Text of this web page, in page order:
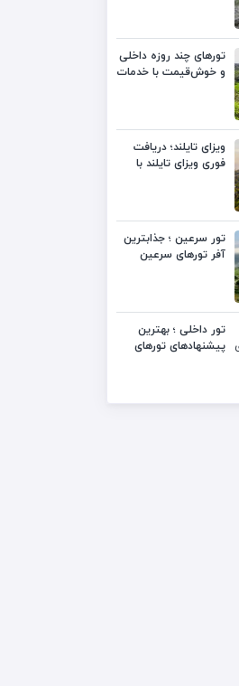
تورهای چند روزه داخلی
و خوش‌قیمت با خدمات
ویزای تایلند؛ دریافت
فوری ویزای تایلند با
تور سرعین ؛ جذابترین
آفر تورهای سرعین
تور داخلی ؛ بهترین
پیشنهادهای تورهای